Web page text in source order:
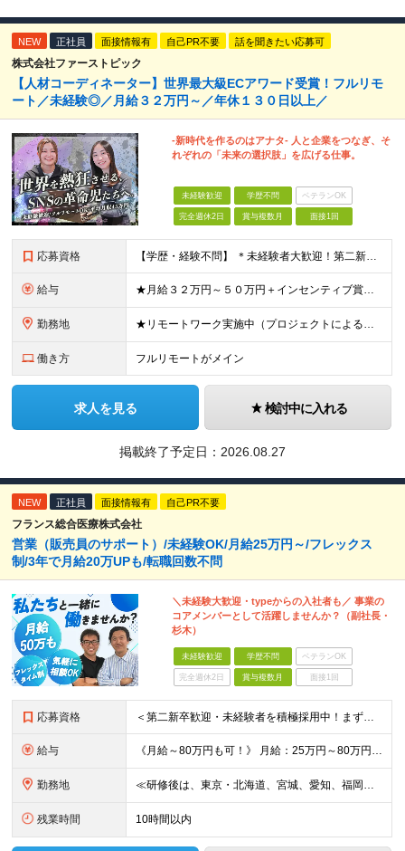
NEW 正社員 面接情報有 自己PR不要 話を聞きたい応募可
株式会社ファーストピック
【人材コーディネーター】世界最大級ECアワード受賞！フルリモ
ート／未経験◎／月給３２万円～／年休１３０日以上／
-新時代を作るのはアナタ- 人と企業をつなぎ、そ
れぞれの「未来の選択肢」を広げる仕事。
未経験歓迎 学歴不問 ベテランOK
完全週休2日 賞与複数月 面接1回
応募資格 【学歴・経験不問】 ＊未経験者大歓迎！第二新卒歓迎/充実研修/WEB面接可能＊ 「 営業ってなんとなく難しそう・・・ 」 「 AIとかSNSなんて分からない・・・ 」 という未経験の方でも安心して
給与 ★月給３２万円～５０万円＋インセンティブ賞与＋決算賞与★ （30時間の固定残業代、一律月54,750円を含む。超過分は支給） ※経験・スキルを考慮の上、決定 ※昇給：随時あり 【インセンティブについ
勤務地 ★リモートワーク実施中（プロジェクトによる） ※一部フルリモートあり 【本社】 東京都千代田区五番町4-8 日立五番町ビル 5F 【その他勤務先】 ・北海道札幌市中央区大通東 ・宮城県仙台市青葉区
働き方 フルリモートがメイン
求人を見る 検討中に入れる
掲載終了予定日： 2026.08.27
NEW 正社員 面接情報有 自己PR不要
フランス総合医療株式会社
営業（販売員のサポート）/未経験OK/月給25万円～/フレックス
制/3年で月給20万UPも/転職回数不問
＼未経験大歓迎・typeからの入社者も／ 事業の
コアメンバーとして活躍しませんか？（副社長・
杉木）
未経験歓迎 学歴不問 ベテランOK
完全週休2日 賞与複数月 面接1回
応募資格 ＜第二新卒歓迎・未経験者を積極採用中！まずは直接お話しましょう＞ ◆転職回数は一切不問！ ◆学歴不問 ◆未経験OK 《代表取締役副社長の杉木が採用で心がけていること》 どこで才能が開花するかわからな
給与 《月給～80万円も可！》 月給：25万円～80万円＋賞与年2回 ※残業代は別途支給します ※試用期間は2ヶ月（待遇・給与・雇用形態に差異はありません） ※経験・スキルに応じて決定します
勤務地 ≪研修後は、東京・北海道、宮城、愛知、福岡の各拠点へ配属！≫ ▼本社 東京都港区六本木4丁目1番16号 六本木ハイツB1階 （研修地：首都圏の支店にて） ▼研修後の配属先 東京都、北海道、宮城県、
残業時間 10時間以内